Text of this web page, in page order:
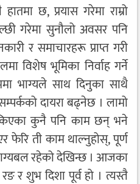
छ, प्रयास गरेमा राम्रो
गरेमा सुनौलो अवसर पनि
र समाचारहरू प्राप्त गरी
विशेष भूमिका निर्वाह गर्ने
भाग्यले साथ दिनुका साथै
दायरा बढ्नेछ । लामो
कुनै पनि काम छन् भने
फेरि ती काम थाल्नुहोस्, पूर्ण
रहेको देखिन्छ । आजका
र शुभ दिशा पूर्व हो । त्यस्तै